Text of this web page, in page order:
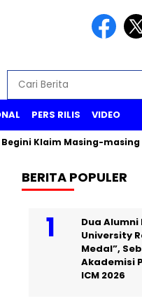
PERS RILIS VIDEO
Klaim Masing-masing
BERITA POPULER
Dua Alumni
University
Medal”,
Akademisi
ICM 2026